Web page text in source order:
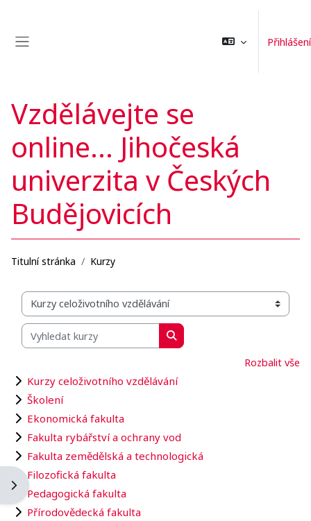
Přihlášení
Otevřít panel bloku
Vzdělávejte se
online... Jihočeská
univerzita v Českých
Budějovicích
Titulní stránka Kurzy
Organizační struktura kurzů
Vyhledat kurzy
Vyhledat kurzy
Rozbalit vše
Kurzy celoživotního vzdělávání
Školení
Ekonomická fakulta
Fakulta rybářství a ochrany vod
Fakulta zemědělská a technologická
Filozofická fakulta
Pedagogická fakulta
Přírodovědecká fakulta